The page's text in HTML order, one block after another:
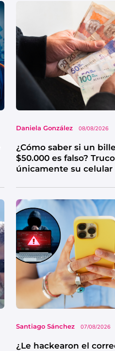
Daniela González 08/08/2026
¿Cómo saber si un
$50.000 es falso?
únicamente su celular
Santiago Sánchez 07/08/2026
¿Le hackearon el